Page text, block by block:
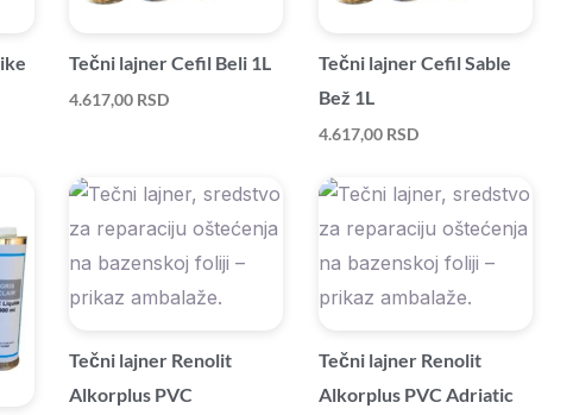
Tečni lajner Cefil Beli 1L
4.617,00 RSD
Tečni lajner Cefil Sable
Bež 1L
4.617,00 RSD
Tečni lajner Renolit
Alkorplus PVC
Tečni lajner Renolit
Alkorplus PVC Adriatic